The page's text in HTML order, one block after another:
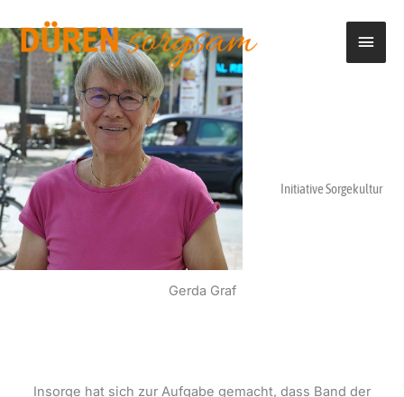
Inhalt
springen
Initiative Sorgekultur
Gerda Graf
Insorge hat sich zur Aufgabe gemacht, dass Band der